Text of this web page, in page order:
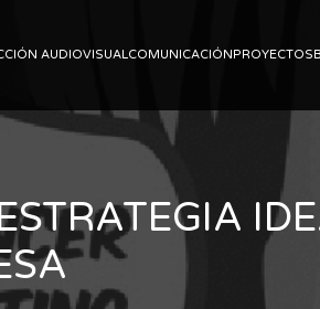
AUDIOVISUALCOMUNICACIÓNPROYECTOS